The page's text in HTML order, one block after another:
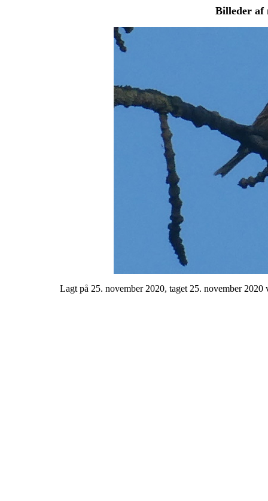
Billeder af
Lagt på 25. november 2020, taget 25. november